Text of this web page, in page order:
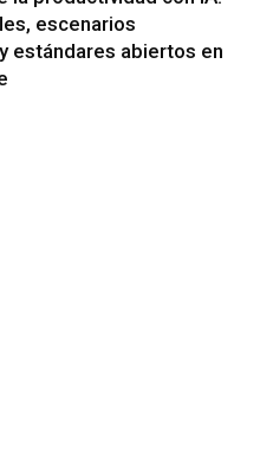
escenarios
estándares abiertos en